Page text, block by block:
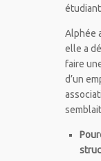
Alphée
elle a
faire
d’un